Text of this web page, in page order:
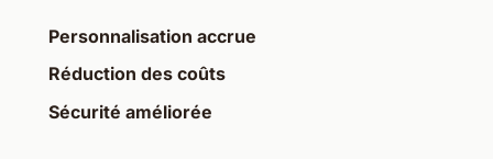
Personnalisation accrue
Réduction des coûts
Sécurité améliorée